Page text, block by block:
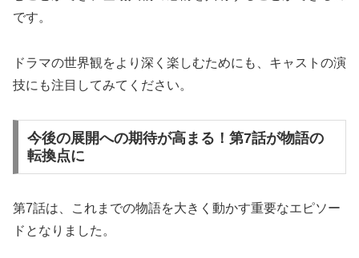
です。
ドラマの世界観をより深く楽しむためにも、キャストの演
技にも注目してみてください。
今後の展開への期待が高まる！第7話が物語の
転換点に
第7話は、これまでの物語を大きく動かす重要なエピソー
ドとなりました。